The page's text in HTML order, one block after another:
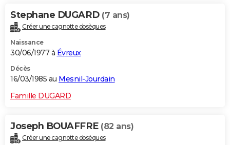
Stephane DUGARD (7 ans)
Créer une cagnotte obsèques
Naissance
30/06/1977 à Évreux
Décès
16/03/1985 au Mesnil-Jourdain
Famille DUGARD
Joseph BOUAFFRE (82 ans)
Créer une cagnotte obsèques